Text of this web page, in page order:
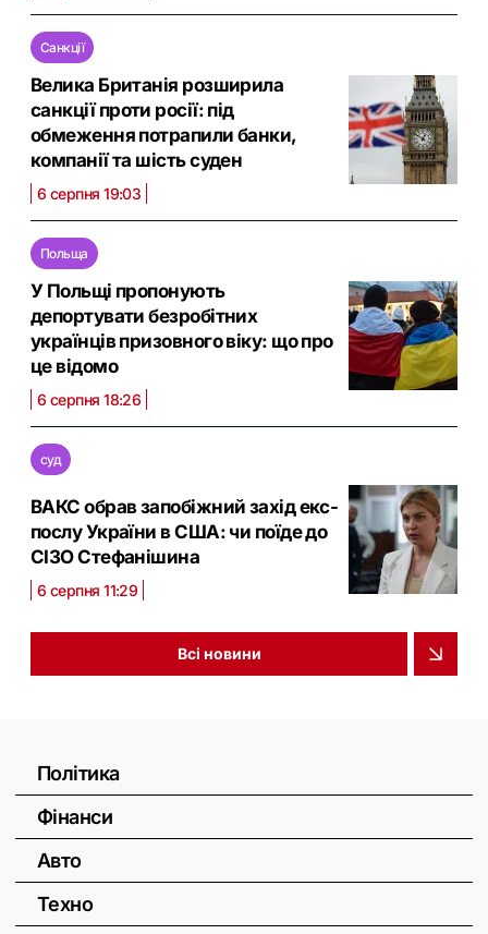
Санкції
Велика Британія розширила
санкції проти росії: під
обмеження потрапили банки,
компанії та шість суден
6 серпня 19:03
Польща
У Польщі пропонують
депортувати безробітних
українців призовного віку: що про
це відомо
6 серпня 18:26
суд
ВАКС обрав запобіжний захід екс-
послу України в США: чи поїде до
СІЗО Стефанішина
6 серпня 11:29
Всі новини
Політика
Фінанси
Авто
Техно